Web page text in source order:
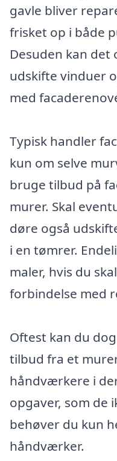
gavle bliver
frisket op i både
Desuden kan det
udskifte vinduer
med
Typisk handler
kun om selve
bruge tilbud på
murer. Skal
døre også
i en tømrer.
maler, hvis du
forbindelse med
Oftest kan du
tilbud fra et
håndværkere i
opgaver, som de
behøver du kun
håndværker.